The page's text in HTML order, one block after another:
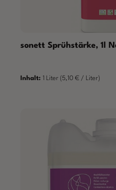
sonett Sprühstärke, 1l
Inhalt: 1 Liter (5,10 € / Liter)